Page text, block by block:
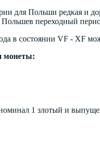
для Польши редкая и
Польшев переходный
в состоянии VF - XF
монеты:
1 злотый и